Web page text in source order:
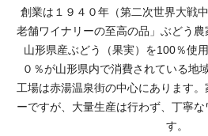
創業は１９４０年（第二次世界大戦
老舗ワイナリーの至高の品」ぶどう農
山形県産ぶどう（果実）を100％使
０％が山形県内で消費されている地
工場は赤湯温泉街の中心にあります
ーですが、大量生産は行わず、丁寧
す。